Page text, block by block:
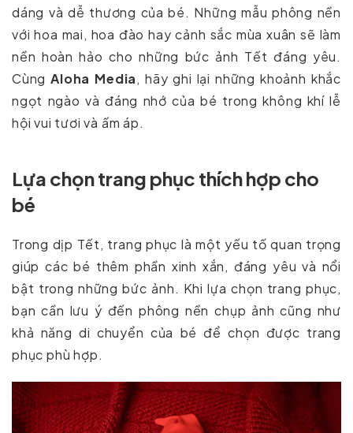
dáng và dễ thương của bé. Những mẫu phông nền
với hoa mai, hoa đào hay cảnh sắc mùa xuân sẽ làm
nền hoàn hảo cho những bức ảnh Tết đáng yêu.
CùngAloha Media, hãy ghi lại những khoảnh khắc
ngọt ngào và đáng nhớ của bé trong không khí lễ
hội vui tươi và ấm áp.
Lựa chọn trang phục thích hợp cho
bé
Trong dịp Tết, trang phục là một yếu tố quan trọng
giúp các bé thêm phần xinh xắn, đáng yêu và nổi
bật trong những bức ảnh. Khi lựa chọn trang phục,
bạn cần lưu ý đến phông nền chụp ảnh cũng như
khả năng di chuyển của bé để chọn được trang
phục phù hợp.